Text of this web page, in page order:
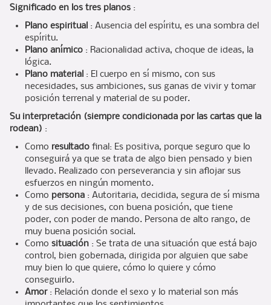
Significado en los tres planos:
Plano espiritual : Ausencia del espíritu, es una sombra del
espíritu.
Plano anímico: Racionalidad activa, choque de ideas, la
lógica.
Plano material : El cuerpo en sí mismo, con sus
necesidades, sus ambiciones, sus ganas de vivir y tomar
posición terrenal y material de su poder.
Su interpretación (siempre condicionada por las cartas que la
rodean) :
Como resultadofinal: Es positiva, porque seguro que lo
conseguirá ya que se trata de algo bien pensado y bien
llevado. Realizado con perseverancia y sin aflojar sus
esfuerzos en ningún momento.
Como persona: Autoritaria, decidida, segura de sí misma
y de sus decisiones, con buena posición, que tiene
poder, con poder de mando. Persona de alto rango, de
muy buena posición social.
Como situación: Se trata de una situación que está bajo
control, bien gobernada, dirigida por alguien que sabe
muy bien lo que quiere, cómo lo quiere y cómo
conseguirlo.
Amor: Relación donde el sexo y lo material son más